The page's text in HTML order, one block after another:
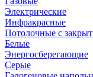
Электрические
Инфракрасные
Потолочные с
Белые
Энергосберегающие
Серые